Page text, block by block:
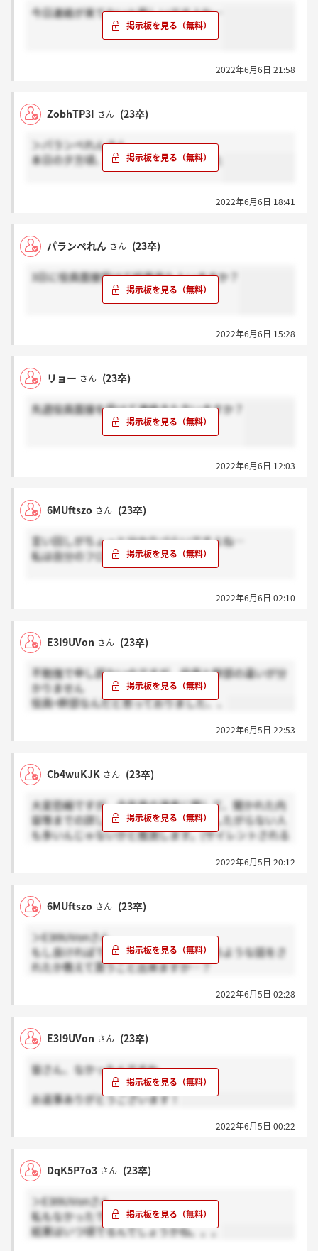
今日連絡が来てないと厳しいですよね…
2022年6月6日 21:58
ZobhTP3I さん (23卒)
＞パランぺれんさん
本日の夕方頃、内々定の連絡が来ました
2022年6月6日 18:41
パランぺれん さん (23卒)
3日に役員面接受けて結果来た人いますか？
2022年6月6日 15:28
リョー さん (23卒)
先週役員面接を受けて連絡きた方いますか？
2022年6月6日 12:03
6MUftszo さん (23卒)
言い回しがちょっと分かりづらいですよね…
私は自分のフロー的にも
という認識でした…！
2022年6月6日 02:10
E3I9UVon さん (23卒)
不勉強で申し訳ないのですが、役員と幹部の違いが分
かりません
役員=幹部なんだと思っておりました、、
2022年6月5日 22:53
Cb4wuKJK さん (23卒)
大変恐縮ですが、今年度の選考に関して、聞かれた内
容等までの詳しい内容については、話したがらない人
も多いんじゃないかと推測します。(サイレントされる
員 ?人事→役員)の違いというのは、評価によって変わ
ってる物なのでしょうかね？
面談(感謝)、面接(ほんと？)でお願いします
2022年6月5日 20:12
6MUftszo さん (23卒)
＞E3I9UVonさん
もし良ければできる範囲で役員面接どのような話をさ
れたか教えて貰うこと出来ますか…？
2022年6月5日 02:28
E3I9UVon さん (23卒)
皆さん、なかったんですね
お返事ありがとうございます！
2022年6月5日 00:22
DqK5P7o3 さん (23卒)
＞E3I9UVonさん
私もなかったです。
結果はいつ頃でるんでしょうかね。。。